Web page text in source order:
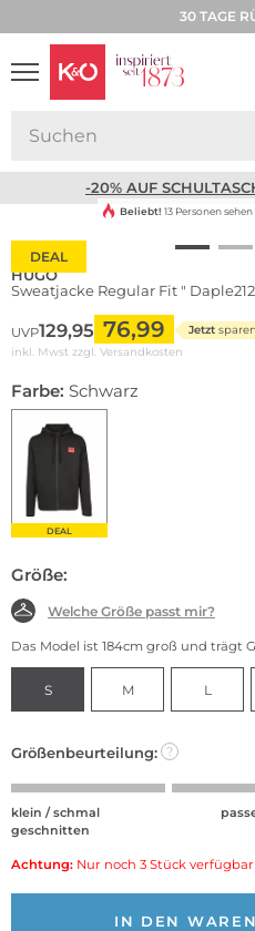
30 TAGE
-20% AUF
DEAL
Beliebt! 13 Personen
HUGO
Sweatjacke Regular Fit "
UVP129,95 76,99 Jetzt sparen
inkl. Mwst zzgl. Versandkosten
Farbe: Schwarz
DEAL
Größe:
Welche Größe passt mir?
Das Model ist 184cm groß und trägt
S M L
Größenbeurteilung: ?
klein / schmal
geschnitten
Achtung: Nur noch 3 Stück verfügbar!
IN DEN